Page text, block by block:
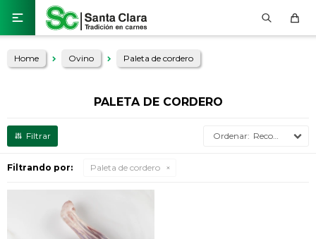

Home Ovino Paleta de cordero
PALETA DE CORDERO
Recomendados
Filtrando por: Paleta de cordero